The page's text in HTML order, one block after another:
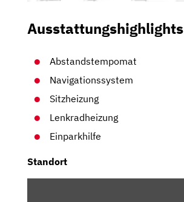
Ausstattungshighlights
Abstandstempomat
Navigationssystem
Sitzheizung
Lenkradheizung
Einparkhilfe
Standort